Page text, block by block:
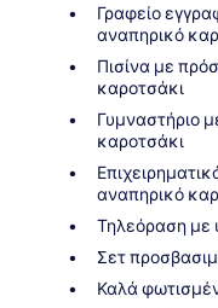
Γραφείο
αναπηρικό
Πισίνα με
καροτσάκι
Γυμναστήριο
καροτσάκι
αναπηρικό
Τηλεόραση με
Σετ
Καλά